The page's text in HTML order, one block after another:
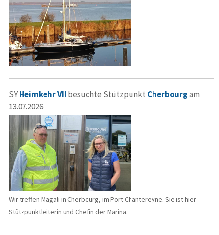
SYHeimkehr VII besuchte Stützpunkt Cherbourgam
13.07.2026
Wir treffen Magali in Cherbourg, im Port Chantereyne. Sie ist hier
Stützpunktleiterin und Chefin der Marina.